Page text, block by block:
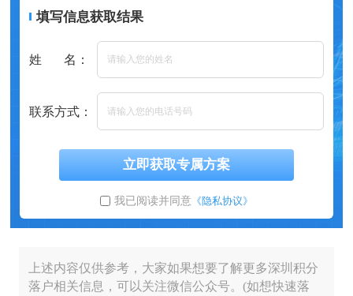
填写信息获取结果
姓 名：
联系方式：
立即获取专属方案
我已阅读并同意 《隐私协议》
上述内容仅供参考，大家如果想要了解更多深圳积分
落户相关信息，可以关注微信公众号。(如想快速落